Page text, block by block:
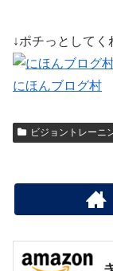
↓ポチっとして
にほんブログ村
ビジョントレーニ